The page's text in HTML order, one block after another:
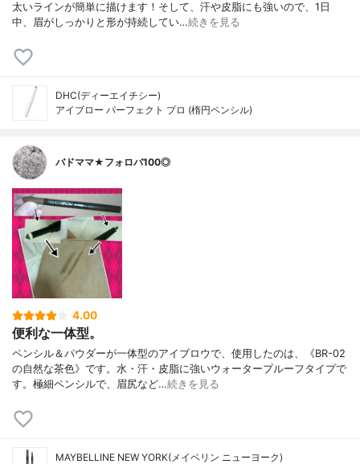
太いラインが簡単に描けます！そして、汗や皮脂にも強いので、1日
中、眉がしっかりと形が持続してい…続きを見る
DHC(ディーエイチシー)
アイブロー パーフェクト プロ (楕円ペンシル)
バドママ★フォロバ100◎
4.00
便利な一体型。
ペンシル＆パウダーが一体型のアイブロウで、使用したのは、《BR-02
の自然な茶色》です。水・汗・皮脂に強いウォータープルーフタイプで
す。極細ペンシルで、眉尻など…続きを見る
MAYBELLINE NEW YORK(メイベリン ニューヨーク)